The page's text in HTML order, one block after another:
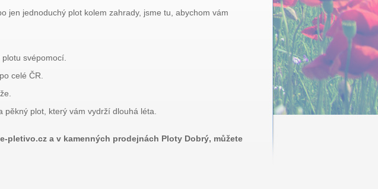
jen jednoduchý plot kolem zahrady, jsme tu, abychom vám
svépomocí.
celé ČR.
plot, který vám vydrží dlouhá léta.
a v kamenných prodejnách Ploty Dobrý, můžete